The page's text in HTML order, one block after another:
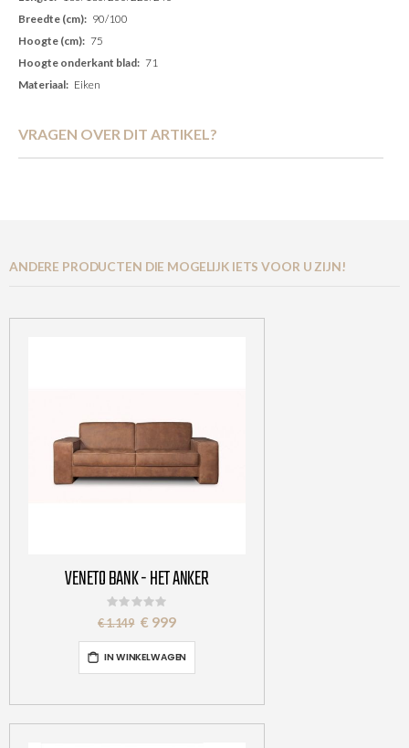
90/100
75
71
Eiken
VRAGEN OVER DIT ARTIKEL?
ANDERE PRODUCTEN DIE MOGELIJK IETS VOOR U ZIJN!
VENETO BANK - HET ANKER
Rating:
0%
€ 1.149 Special
Price
€ 999
IN WINKELWAGEN